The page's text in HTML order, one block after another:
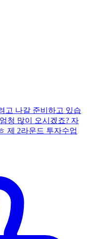
고 나갈 준비하고 있습
청 많이 오시겠죠? 자
제 2라운드 투자수업